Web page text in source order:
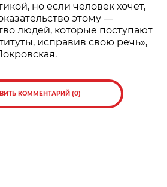
но если человек хочет,
этому —
людей, которые поступают
исправив свою речь»,
КОММЕНТАРИЙ (0)